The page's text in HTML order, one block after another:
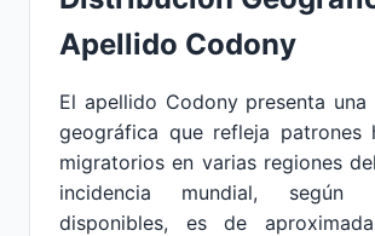
Apellido Codony
El apellido Codony presenta
geográfica que refleja patrones
migratorios en varias regiones
incidencia mundial, según
disponibles, es de